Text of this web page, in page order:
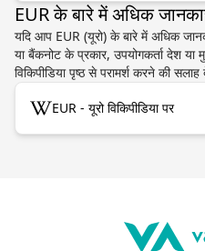
EUR के बारे में अधिक
यदि आप EUR (यूरो) के बारे में अधिक
या बैंकनोट के प्रकार, उपयोगकर्ता देश या
विकिपीडिया पृष्ठ से परामर्श करने की
EUR - यूरो विकिपीडिया पर